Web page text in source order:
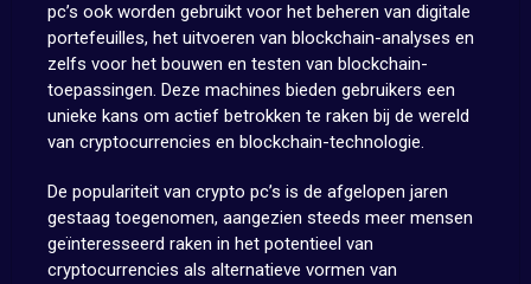
pc’s ook worden gebruikt voor het beheren van digitale
portefeuilles, het uitvoeren van blockchain-analyses en
zelfs voor het bouwen en testen van blockchain-
toepassingen. Deze machines bieden gebruikers een
unieke kans om actief betrokken te raken bij de wereld
van cryptocurrencies en blockchain-technologie.
De populariteit van crypto pc’s is de afgelopen jaren
gestaag toegenomen, aangezien steeds meer mensen
geïnteresseerd raken in het potentieel van
cryptocurrencies als alternatieve vormen van